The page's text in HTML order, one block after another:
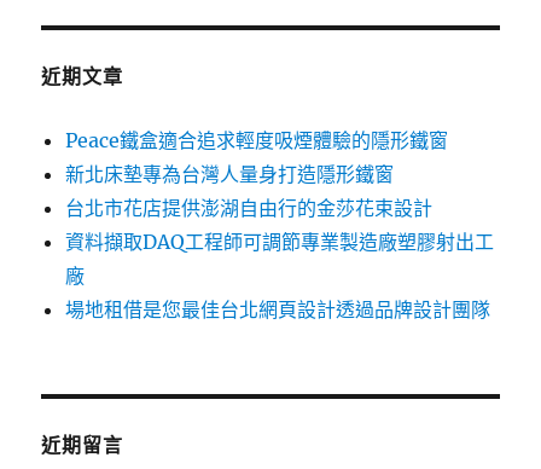
鍵
近期文章
Peace鐵盒適合追求輕度吸煙體驗的隱形鐵窗
新北床墊專為台灣人量身打造隱形鐵窗
台北市花店提供澎湖自由行的金莎花束設計
資料擷取DAQ工程師可調節專業製造廠塑膠射出工
廠
場地租借是您最佳台北網頁設計透過品牌設計團隊
近期留言